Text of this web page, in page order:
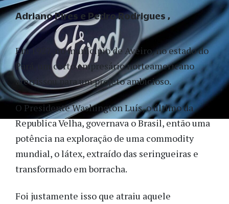
Em 1927, no munícipio de Aveiro, no estado do
Pará, um certo empresário norteamericano
aterrissou para um projeto ambicioso.
O Presidente Washington Luís, o último da
Republica Velha, governava o Brasil, então uma
potência na exploração de uma commodity
mundial, o látex, extraído das seringueiras e
transformado em borracha.
Foi justamente isso que atraiu aquele
Adriano Pires e Pedro Rodrigues